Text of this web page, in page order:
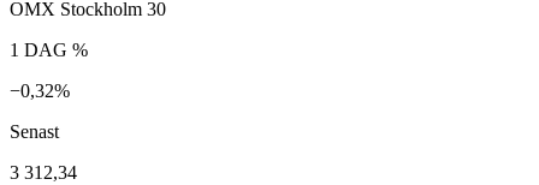
OMX Stockholm 30
1 DAG %
−0,32%
Senast
3 312,34